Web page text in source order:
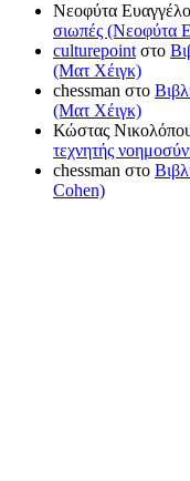
Νεοφύτα
σιωπές (Νεοφύτα
culturepointστο
(Ματ Χέιγκ)
chessman στο
(Ματ Χέιγκ)
Κώστας
τεχνητής
chessman στο
Cohen)